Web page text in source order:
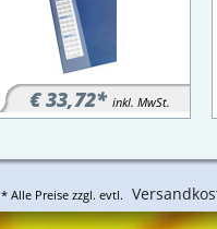
€ 33,72* inkl. MwSt.
* Alle Preise zzgl. evtl.